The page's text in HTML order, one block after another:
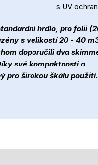
s UV
hrdlo, pro folii
s velikostí 20 - 40
doporučili dva
své kompaktnosti a
pro širokou škálu